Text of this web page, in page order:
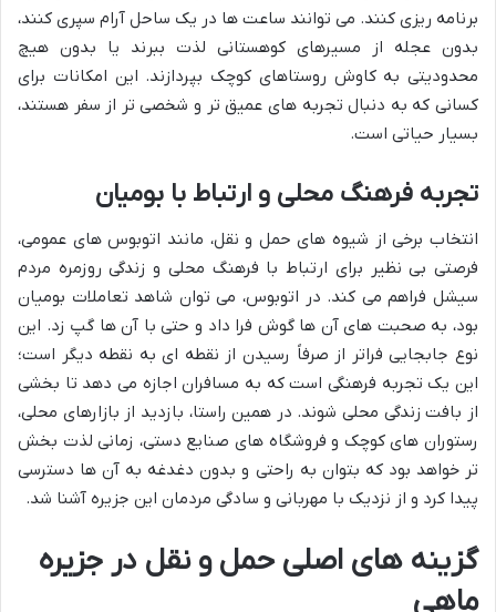
برنامه ریزی کنند. می توانند ساعت ها در یک ساحل آرام سپری کنند،
بدون عجله از مسیرهای کوهستانی لذت ببرند یا بدون هیچ
محدودیتی به کاوش روستاهای کوچک بپردازند. این امکانات برای
کسانی که به دنبال تجربه های عمیق تر و شخصی تر از سفر هستند،
بسیار حیاتی است.
تجربه فرهنگ محلی و ارتباط با بومیان
انتخاب برخی از شیوه های حمل و نقل، مانند اتوبوس های عمومی،
فرصتی بی نظیر برای ارتباط با فرهنگ محلی و زندگی روزمره مردم
سیشل فراهم می کند. در اتوبوس، می توان شاهد تعاملات بومیان
بود، به صحبت های آن ها گوش فرا داد و حتی با آن ها گپ زد. این
نوع جابجایی فراتر از صرفاً رسیدن از نقطه ای به نقطه دیگر است؛
این یک تجربه فرهنگی است که به مسافران اجازه می دهد تا بخشی
از بافت زندگی محلی شوند. در همین راستا، بازدید از بازارهای محلی،
رستوران های کوچک و فروشگاه های صنایع دستی، زمانی لذت بخش
تر خواهد بود که بتوان به راحتی و بدون دغدغه به آن ها دسترسی
پیدا کرد و از نزدیک با مهربانی و سادگی مردمان این جزیره آشنا شد.
گزینه های اصلی حمل و نقل در جزیره
ماهی